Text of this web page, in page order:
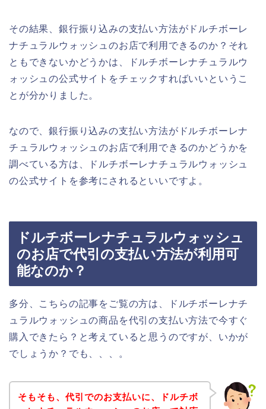
その結果、銀行振り込みの支払い方法がドルチボーレ
ナチュラルウォッシュのお店で利用できるのか？それ
ともできないかどうかは、ドルチボーレナチュラルウ
ォッシュの公式サイトをチェックすればいいというこ
とが分かりました。
なので、銀行振り込みの支払い方法がドルチボーレナ
チュラルウォッシュのお店で利用できるのかどうかを
調べている方は、ドルチボーレナチュラルウォッシュ
の公式サイトを参考にされるといいですよ。
ドルチボーレナチュラルウォッシュ
のお店で代引の支払い方法が利用可
能なのか？
多分、こちらの記事をご覧の方は、ドルチボーレナチ
ュラルウォッシュの商品を代引の支払い方法で今すぐ
購入できたら？と考えていると思うのですが、いかが
でしょうか？でも、、、。
そもそも、代引でのお支払いに、ドルチボ